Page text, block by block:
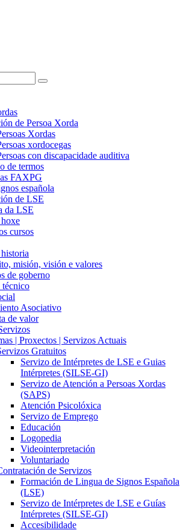
de Persoa Xorda
Xordas
xordocegas
con discapacidade auditiva
de termos
FAXPG
española
de LSE
da LSE
cursos
misión, visión e valores
de goberno
Asociativo
de valor
| Proxectos | Servizos Actuais
Gratuitos
Servizo de Intérpretes de LSE e Guias
Intérpretes (SILSE-GI)
Servizo de Atención a Persoas Xordas
(SAPS)
Atención Psicolóxica
Servizo de Emprego
Educación
Logopedia
Videointerpretación
Voluntariado
de Servizos
Formación de Lingua de Signos Española
(LSE)
Servizo de Intérpretes de LSE e Guías
Intérpretes (SILSE-GI)
Accesibilidade